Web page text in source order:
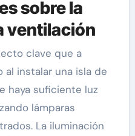
sobre la
ventilación
clave que a
al instalar una isla de
haya suficiente luz
lámparas
La iluminación